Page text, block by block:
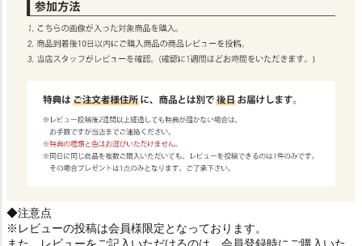
◆注意点
※レビューの投稿は会員様限定となっております。